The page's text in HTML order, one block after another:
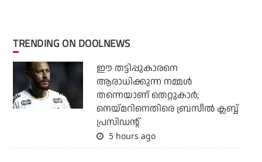
TRENDING ON DOOLNEWS
ഈ തട്ടിപ്പുകാരനെ
ആരാധിക്കുന്ന നമ്മള്‍
തന്നെയാണ് തെറ്റുകാര്‍;
നെയ്മറിനെതിരെ ബ്രസീല്‍ ക്ലബ്ബ്
പ്രസിഡന്റ്
5 hours ago